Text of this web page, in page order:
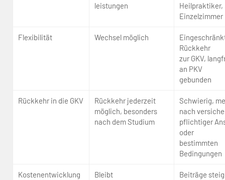
leistungen
Heilpraktiker,
Einzelzimmer
Flexibilität Wechsel möglich
Rückkehr
zur GKV,
an PKV
gebunden
Rückkehr in die GKV
Rückkehr jederzeit
möglich, besonders
nach dem Studium
Schwierig,
nach
pflichtiger
oder
bestimmten
Bedingungen
Kostenentwicklung
Bleibt
Beiträge